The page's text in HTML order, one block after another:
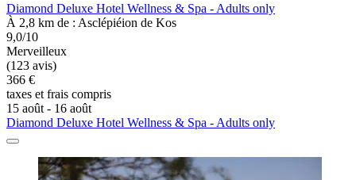
Diamond Deluxe Hotel Wellness & Spa - Adults only
À 2,8 km de : Asclépiéion de Kos
9,0/10
Merveilleux
(123 avis)
366 €
taxes et frais compris
15 août - 16 août
Diamond Deluxe Hotel Wellness & Spa - Adults only